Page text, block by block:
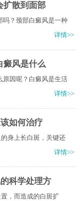
扩散到面部
吗？颈部白癜风是一种
详情>>
癜风是什么
原因呢？白癜风是生活
详情>>
如何治疗
身上长白斑，关键还
详情>>
科学处理方
，而造成的白斑扩